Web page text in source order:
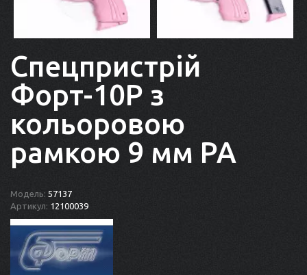
Спецпристрій
Форт-10Р з
кольоровою
рамкою 9 мм PA
Модель: 57137
Артикул: 12100039